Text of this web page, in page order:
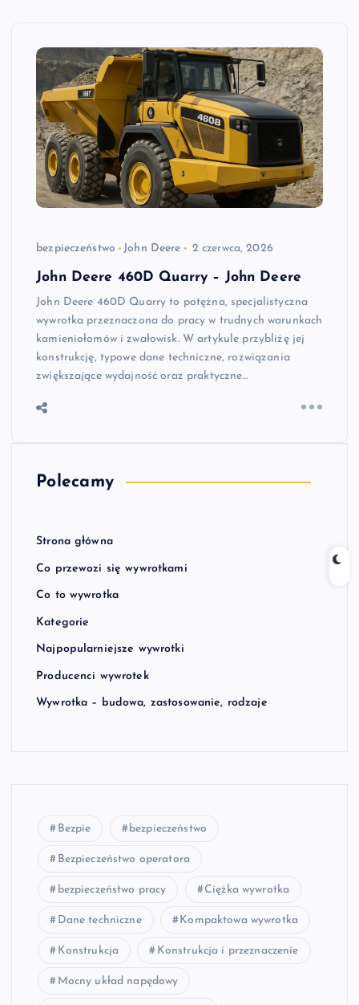
bezpieczeństwo John Deere 2 czerwca, 2026
John Deere 460D Quarry – John Deere
John Deere 460D Quarry to potężna, specjalistyczna
wywrotka przeznaczona do pracy w trudnych warunkach
kamieniołomów i zwałowisk. W artykule przybliżę jej
konstrukcję, typowe dane techniczne, rozwiązania
zwiększające wydajność oraz praktyczne…
Polecamy
Strona główna
Co przewozi się wywrotkami
Co to wywrotka
Kategorie
Najpopularniejsze wywrotki
Producenci wywrotek
Wywrotka – budowa, zastosowanie, rodzaje
Bezpie bezpieczeństwo
Bezpieczeństwo operatora
bezpieczeństwo pracy Ciężka wywrotka
Dane techniczne Kompaktowa wywrotka
Konstrukcja Konstrukcja i przeznaczenie
Mocny układ napędowy